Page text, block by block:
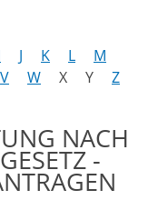
J K L
M
V W X Y Z
NACH
-